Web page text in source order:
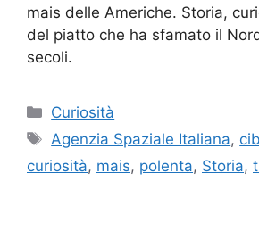
mais delle Americhe. Storia,
del piatto che ha sfamato il
secoli.
Categorie
Curiosità
Tag
Agenzia Spaziale Italiana,
curiosità, mais, polenta, Storia,